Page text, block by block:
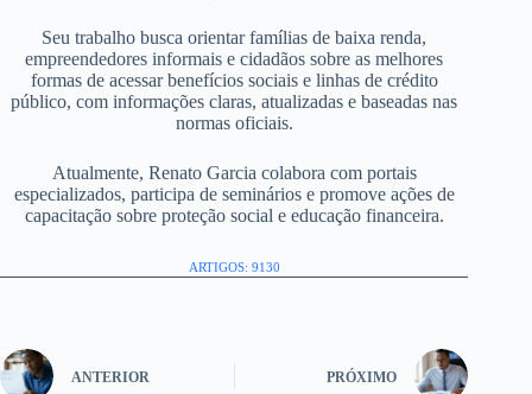
Seu trabalho busca orientar famílias de baixa renda,
empreendedores informais e cidadãos sobre as melhores
formas de acessar benefícios sociais e linhas de crédito
público, com informações claras, atualizadas e baseadas nas
normas oficiais.
Atualmente, Renato Garcia colabora com portais
especializados, participa de seminários e promove ações de
capacitação sobre proteção social e educação financeira.
ARTIGOS: 9130
ANTERIOR PRÓXIMO